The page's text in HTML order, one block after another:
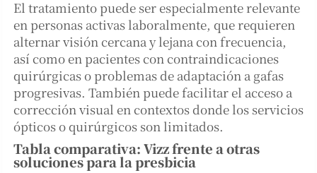
El tratamiento puede ser especialmente relevante
en personas activas laboralmente, que requieren
alternar visión cercana y lejana con frecuencia,
así como en pacientes con contraindicaciones
quirúrgicas o problemas de adaptación a gafas
progresivas. También puede facilitar el acceso a
corrección visual en contextos donde los servicios
ópticos o quirúrgicos son limitados.
Tabla comparativa: Vizz frente a otras
soluciones para la presbicia